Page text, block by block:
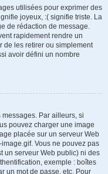
utilisées pour exprimer des
joyeux, :( signifie triste. La
de rédaction de message.
rapidement rendre un
de les retirer ou simplement
avoir défini un nombre
Par ailleurs, si
pouvez charger une image
placée sur un serveur Web
Vous ne pouvez pas
un serveur Web public) ni des
exemple : boîtes
un mot de passe, etc. Pour